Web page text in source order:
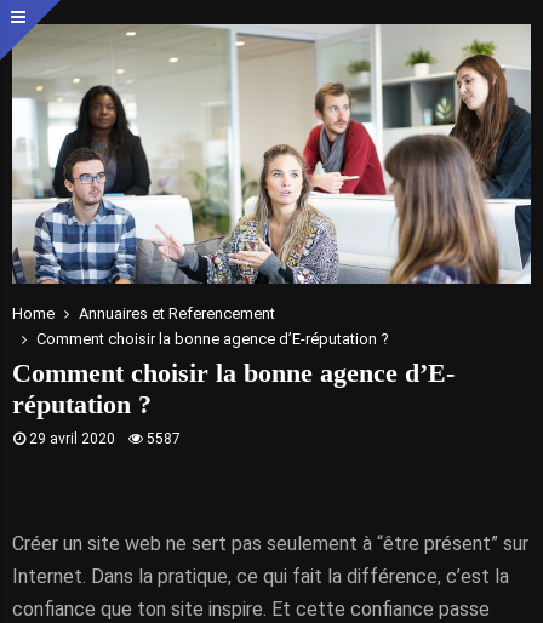
Home
Annuaires et Referencement
Comment choisir la bonne agence d’E-réputation ?
Comment choisir la bonne agence d’E-
réputation ?
29 avril 2020 5587
Créer un site web ne sert pas seulement à “être présent” sur
Internet. Dans la pratique, ce qui fait la différence, c’est la
confiance que ton site inspire. Et cette confiance passe